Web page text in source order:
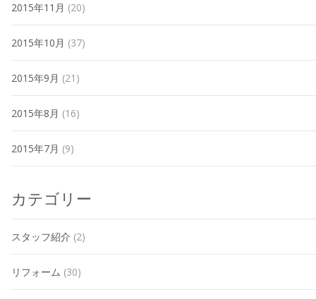
2015年11月 (20)
2015年10月 (37)
2015年9月 (21)
2015年8月 (16)
2015年7月 (9)
カテゴリー
スタッフ紹介 (2)
リフォーム (30)